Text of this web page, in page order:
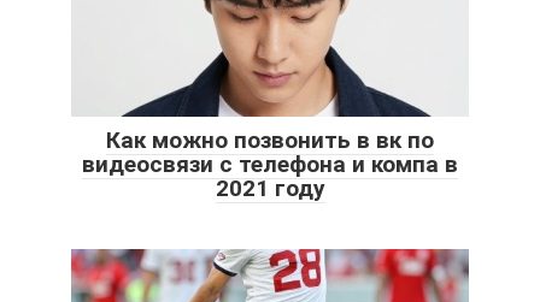
Как можно позвонить в вк по
видеосвязи с телефона и компа в
2021 году